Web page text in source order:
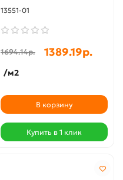
13551-01
1694.14р. 1389.19р.
/м2
В корзину
Купить в 1 клик